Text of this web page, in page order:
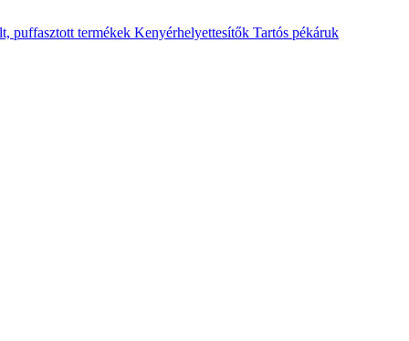
puffasztott termékek Kenyérhelyettesítők Tartós pékáruk